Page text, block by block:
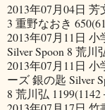
2013年07月04日
3 重野なおき
2013年07月11日
Silver Spoon 8 荒川
2013年07月11日
ーズ 銀の匙 Silver
8 荒川弘 1199(1142